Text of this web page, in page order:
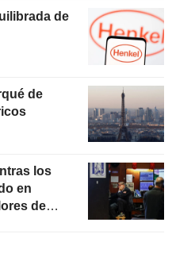
de
de
los
en
de